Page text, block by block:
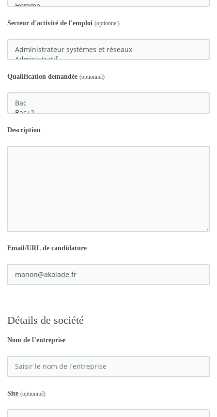
Secteur d'activité de l'emploi (optionnel)
Qualification demandée (optionnel)
Description
Email/URL de candidature
Détails de société
Nom de l’entreprise
Site (optionnel)